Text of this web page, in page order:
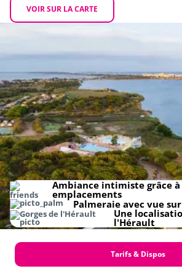
VOIR SUR LA CARTE
Ambiance intimiste grâce à
emplacements
Palmeraie avec vue
Une
l'Hérault
Tarifs & Dispos